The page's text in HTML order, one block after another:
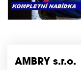
AMBRY s.r.o.